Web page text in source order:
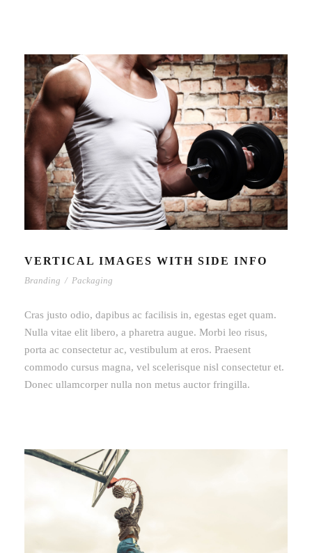
VERTICAL IMAGES WITH SIDE INFO
Branding / Packaging
Cras justo odio, dapibus ac facilisis in, egestas eget quam.
Nulla vitae elit libero, a pharetra augue. Morbi leo risus,
porta ac consectetur ac, vestibulum at eros. Praesent
commodo cursus magna, vel scelerisque nisl consectetur et.
Donec ullamcorper nulla non metus auctor fringilla.